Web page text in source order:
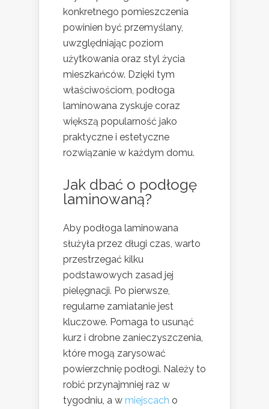
konkretnego pomieszczenia
powinien być przemyślany,
uwzględniając poziom
użytkowania oraz styl życia
mieszkańców. Dzięki tym
właściwościom, podłoga
laminowana zyskuje coraz
większą popularność jako
praktyczne i estetyczne
rozwiązanie w każdym domu.
Jak dbać o podłogę
laminowaną?
Aby podłoga laminowana
służyła przez długi czas, warto
przestrzegać kilku
podstawowych zasad jej
pielęgnacji. Po pierwsze,
regularne zamiatanie jest
kluczowe. Pomaga to usunąć
kurz i drobne zanieczyszczenia,
które mogą zarysować
powierzchnię podłogi. Należy to
robić przynajmniej raz w
tygodniu, a w miejscach o